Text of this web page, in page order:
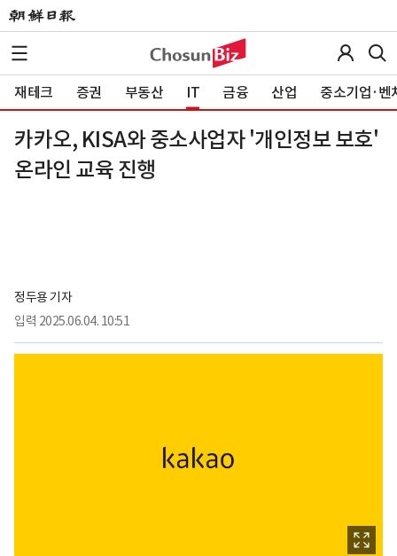
재테크 증권 부동산 IT 금융 산업 중소기업·벤
카카오, KISA와 중소사업자 '개인정보 보호'
온라인 교육 진행
정두용 기자
입력 2025.06.04. 10:51